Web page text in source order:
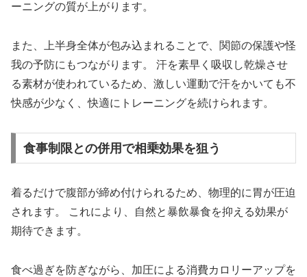
ーニングの質が上がります。
また、上半身全体が包み込まれることで、関節の保護や怪
我の予防にもつながります。 汗を素早く吸収し乾燥させ
る素材が使われているため、激しい運動で汗をかいても不
快感が少なく、快適にトレーニングを続けられます。
食事制限との併用で相乗効果を狙う
着るだけで腹部が締め付けられるため、物理的に胃が圧迫
されます。 これにより、自然と暴飲暴食を抑える効果が
期待できます。
食べ過ぎを防ぎながら、加圧による消費カロリーアップを